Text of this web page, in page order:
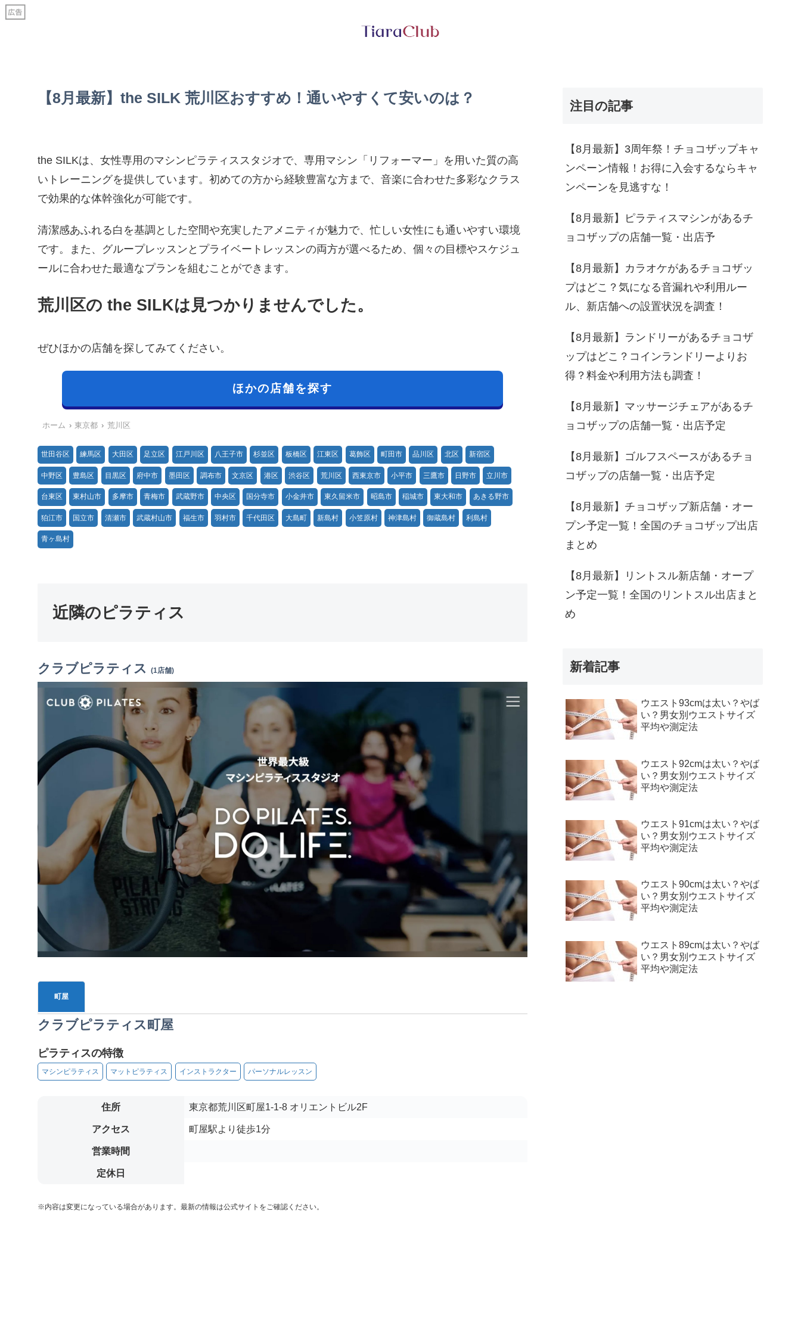
【8月最新】the SILK 荒川区おすすめ！通いやすくて安いのは？
the SILKは、女性専用のマシンピラティススタジオで、専用マシン「リフォーマー」を用いた質の高
いトレーニングを提供しています。初めての方から経験豊富な方まで、音楽に合わせた多彩なクラス
で効果的な体幹強化が可能です。
清潔感あふれる白を基調とした空間や充実したアメニティが魅力で、忙しい女性にも通いやすい環境
です。また、グループレッスンとプライベートレッスンの両方が選べるため、個々の目標やスケジュ
ールに合わせた最適なプランを組むことができます。
荒川区の the SILKは見つかりませんでした。
ぜひほかの店舗を探してみてください。
ほかの店舗を探す
ホーム 東京都 荒川区
世田谷区 練馬区 大田区 足立区 江戸川区 八王子市 杉並区 板橋区 江東区 葛飾区 町田市 品川区 北区 新宿区
中野区 豊島区 目黒区 府中市 墨田区 調布市 文京区 港区 渋谷区 荒川区 西東京市 小平市 三鷹市 日野市 立川市
台東区 東村山市 多摩市 青梅市 武蔵野市 中央区 国分寺市 小金井市 東久留米市 昭島市 稲城市 東大和市 あきる野市
狛江市 国立市 清瀬市 武蔵村山市 福生市 羽村市 千代田区 大島町 新島村 小笠原村 神津島村 御蔵島村 利島村
青ヶ島村
近隣のピラティス
クラブピラティス (1店舗)
町屋
クラブピラティス町屋
ピラティスの特徴
マシンピラティス マットピラティス インストラクター パーソナルレッスン
住所 東京都荒川区町屋1-1-8 オリエントビル2F
アクセス 町屋駅より徒歩1分
営業時間
定休日
※内容は変更になっている場合があります。最新の情報は公式サイトをご確認ください。
注目の記事
【8月最新】3周年祭！チョコザップキャ
ンペーン情報！お得に入会するならキャ
ンペーンを見逃すな！
【8月最新】ピラティスマシンがあるチ
ョコザップの店舗一覧・出店予
【8月最新】カラオケがあるチョコザッ
プはどこ？気になる音漏れや利用ルー
ル、新店舗への設置状況を調査！
【8月最新】ランドリーがあるチョコザ
ップはどこ？コインランドリーよりお
得？料金や利用方法も調査！
【8月最新】マッサージチェアがあるチ
ョコザップの店舗一覧・出店予定
【8月最新】ゴルフスペースがあるチョ
コザップの店舗一覧・出店予定
【8月最新】チョコザップ新店舗・オー
プン予定一覧！全国のチョコザップ出店
まとめ
【8月最新】リントスル新店舗・オープ
ン予定一覧！全国のリントスル出店まと
め
新着記事
ウエスト93cmは太い？やば
い？男女別ウエストサイズ
平均や測定法
ウエスト92cmは太い？やば
い？男女別ウエストサイズ
平均や測定法
ウエスト91cmは太い？やば
い？男女別ウエストサイズ
平均や測定法
ウエスト90cmは太い？やば
い？男女別ウエストサイズ
平均や測定法
ウエスト89cmは太い？やば
い？男女別ウエストサイズ
平均や測定法